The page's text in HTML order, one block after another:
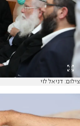
צילום: דניאל לוי